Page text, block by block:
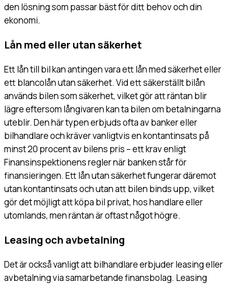
den lösning som passar bäst för ditt behov och din
ekonomi.
Lån med eller utan säkerhet
Ett lån till bil kan antingen vara ett lån med säkerhet eller
ett blancolån utan säkerhet. Vid ett säkerställt bilån
används bilen som säkerhet, vilket gör att räntan blir
lägre eftersom långivaren kan ta bilen om betalningarna
uteblir. Den här typen erbjuds ofta av banker eller
bilhandlare och kräver vanligtvis en kontantinsats på
minst 20 procent av bilens pris – ett krav enligt
Finansinspektionens regler när banken står för
finansieringen. Ett lån utan säkerhet fungerar däremot
utan kontantinsats och utan att bilen binds upp, vilket
gör det möjligt att köpa bil privat, hos handlare eller
utomlands, men räntan är oftast något högre.
Leasing och avbetalning
Det är också vanligt att bilhandlare erbjuder leasing eller
avbetalning via samarbetande finansbolag. Leasing